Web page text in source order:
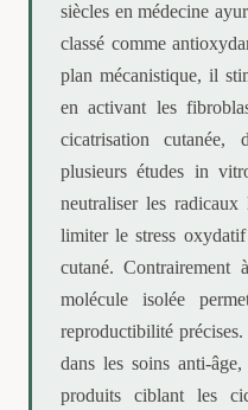
siècles en médecine
classé comme
plan mécanistique, il
en activant les
cicatrisation cutanée,
plusieurs études in
neutraliser les
limiter le stress
cutané.
molécule isolée
reproductibilité
dans les soins anti-
produits ciblant les